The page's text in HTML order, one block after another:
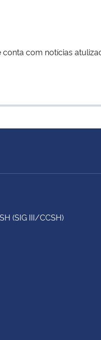
com notícias
(SIG III/CCSH)